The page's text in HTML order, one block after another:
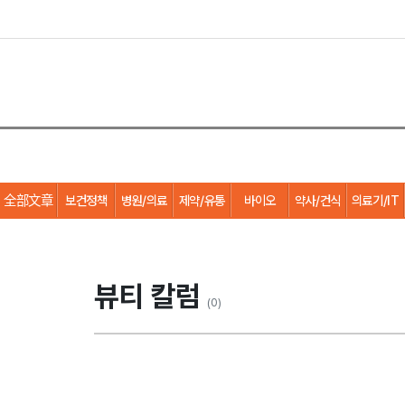
全部文章 보건정책 병원/의료 제약/유통 바이오 약사/건식 의료기/IT
뷰티 칼럼 (0)